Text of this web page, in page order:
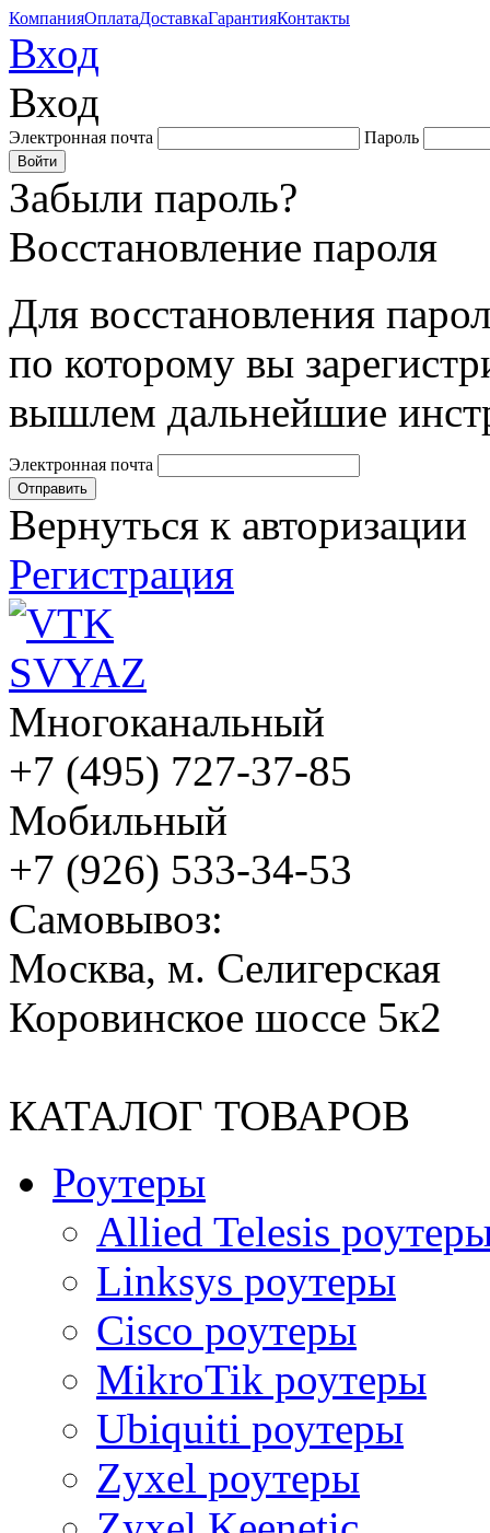
КомпанияОплатаДоставкаГарантияКонтакты
Вход
Вход
Электронная почта Пароль
Забыли пароль?
Восстановление пароля
Для восстановления
по которому вы
вышлем дальнейшие
Электронная почта
Вернуться к авторизации
Регистрация
Многоканальный
+7 (495) 727-37-85
Мобильный
+7 (926) 533-34-53
Cамовывоз:
Москва, м. Селигерская
Коровинское шоссе 5к2
КАТАЛОГ ТОВАРОВ
Роутеры
Allied Telesis
Linksys роутеры
Cisco роутеры
MikroTik роутеры
Ubiquiti роутеры
Zyxel роутеры